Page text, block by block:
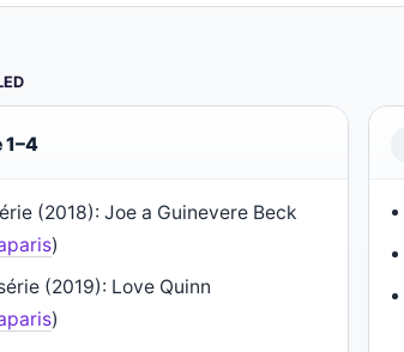
1–4
(2018): Joe a Guinevere Beck
)
(2019): Love Quinn
)